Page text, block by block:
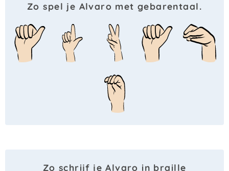
Zo spel je Alvaro met gebarentaal.
Zo schrijf je Alvaro in braille